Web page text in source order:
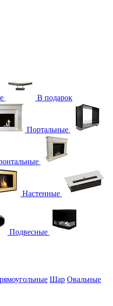
В подарок
Портальные
Настенные
Подвесные
Шар Овальные